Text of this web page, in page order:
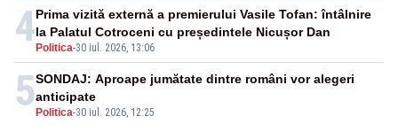
4 Politica-30 iul. 2026, 13:06
Prima vizită externă a premierului Vasile Tofan: întâlnire
la Palatul Cotroceni cu președintele Nicușor Dan
5 Politica-30 iul. 2026, 12:25
SONDAJ: Aproape jumătate dintre români vor alegeri
anticipate